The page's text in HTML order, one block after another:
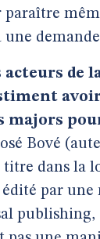
une
acteurs de
avoir
majors
Bové
titre dans la
par une
publishing,